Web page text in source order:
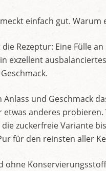
einfach gut. Warum
die Rezeptur: Eine Fülle
exzellent
Anlass und Geschmack
anderes
zuckerfreie Variante
für den reinsten aller
ohne